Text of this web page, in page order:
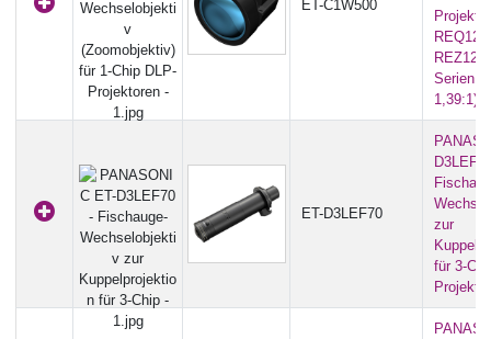
ET-C1W500
REQ12
REZ12 |
Serien
1,39:1)
ET-D3LEF70
zur
für 3-